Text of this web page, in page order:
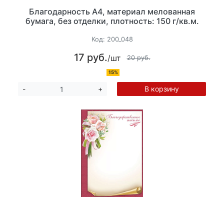
Благодарность А4, материал мелованная
бумага, без отделки, плотность: 150 г/кв.м.
Код: 200_048
17 руб./шт 20 руб.
15%
- + В корзину